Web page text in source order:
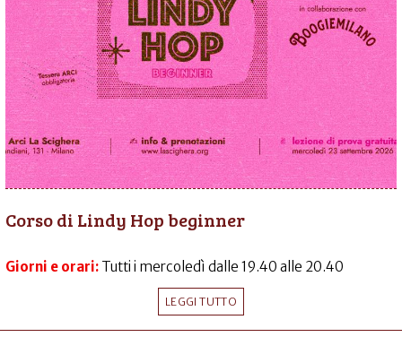
Corso di Lindy Hop beginner
Giorni e orari: Tutti i mercoledì dalle 19.40 alle 20.40
LEGGI TUTTO